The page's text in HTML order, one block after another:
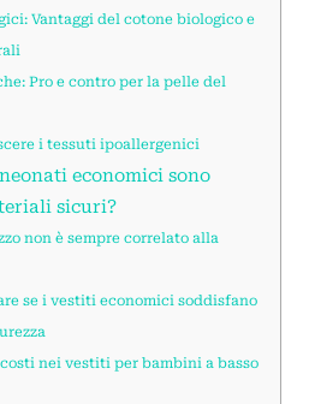
Vantaggi del cotone biologico e
Pro e contro per la pelle del
i tessuti ipoallergenici
economici sono
sicuri?
non è sempre correlato alla
se i vestiti economici soddisfano
nei vestiti per bambini a basso